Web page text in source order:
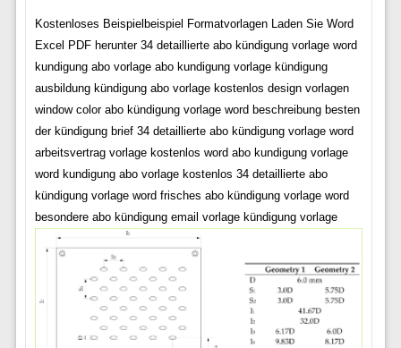
Kostenloses Beispielbeispiel Formatvorlagen Laden Sie Word
Excel PDF herunter 34 detaillierte abo kündigung vorlage word
kundigung abo vorlage abo kundigung vorlage kündigung
ausbildung kündigung abo vorlage kostenlos design vorlagen
window color abo kündigung vorlage word beschreibung besten
der kündigung brief 34 detaillierte abo kündigung vorlage word
arbeitsvertrag vorlage kostenlos word abo kundigung vorlage
word kundigung abo vorlage kostenlos 34 detaillierte abo
kündigung vorlage word frisches abo kündigung vorlage word
besondere abo kündigung email vorlage kündigung vorlage